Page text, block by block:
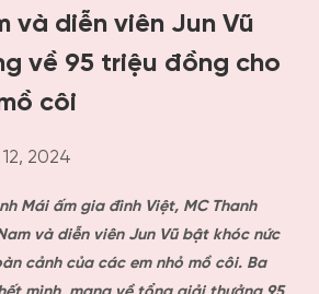
và diễn viên Jun Vũ
về 95 triệu đồng cho
côi
2024
Mái ấm gia đình Việt, MC Thanh
và diễn viên Jun Vũ bật khóc nức
cảnh của các em nhỏ mồ côi. Ba